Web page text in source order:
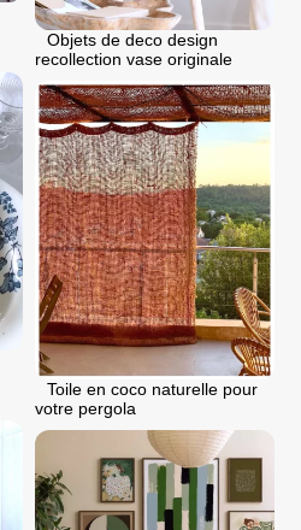
Objets de deco design
recollection vase originale
Toile en coco naturelle pour
votre pergola